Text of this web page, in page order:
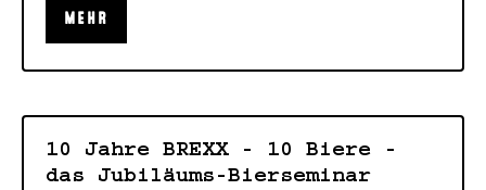
MEHR
10 Jahre BREXX - 10 Biere -
das Jubiläums-Bierseminar